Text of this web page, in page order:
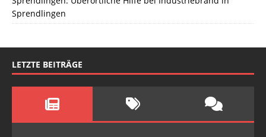
Sprendlingen
LETZTE BEITRÄGE